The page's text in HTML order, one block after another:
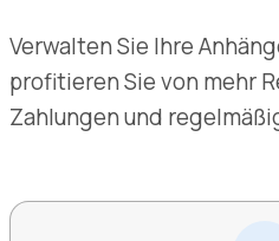
Verwalten Sie Ihre
profitieren Sie von mehr
Zahlungen und